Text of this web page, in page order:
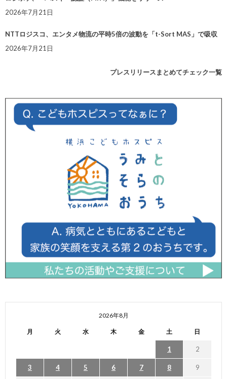
2026年7月21日
NTTロジスコ、エンタメ物流の平時5倍の波動を「t-Sort MAS」で吸収
2026年7月21日
プレスリリースまとめてチェック一覧
2026年8月
月 火 水 木 金 土 日
1 2
3 4 5 6 7 8 9